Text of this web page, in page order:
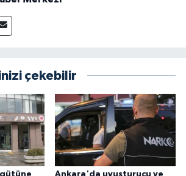
çekebilir
Ankara'da uyuşturucu ve